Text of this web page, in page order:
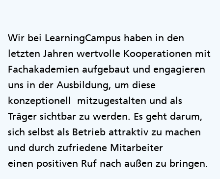
Wir bei LearningCampus haben in den
letzten Jahren wertvolle Kooperationen mit
Fachakademien aufgebaut und engagieren
uns in der Ausbildung, um diese
konzeptionell mitzugestalten und als
Träger sichtbar zu werden. Es geht darum,
sich selbst als Betrieb attraktiv zu machen
und durch zufriedene Mitarbeiter
einen positiven Ruf nach außen zu bringen.